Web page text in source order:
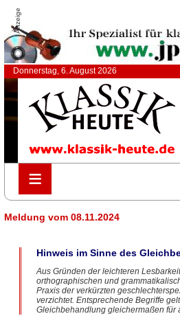
Anzeige
Donnerstag, 6. August 2026
≡
≡
Meldung vom 08.11.2024
Hinweis im Sinne des
Aus Gründen der leichteren
orthographischen und
Praxis der verkürzten
verzichtet. Entsprechende Begriffe
Gleichbehandlung gleichermaßen für